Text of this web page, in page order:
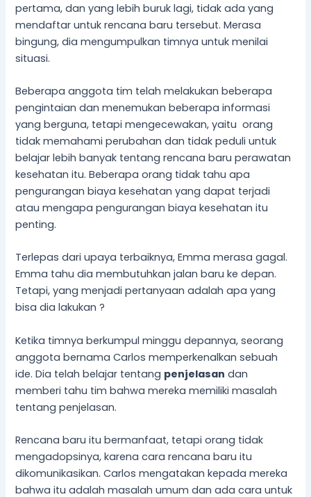
pertama, dan yang lebih buruk lagi, tidak ada yang
mendaftar untuk rencana baru tersebut. Merasa
bingung, dia mengumpulkan timnya untuk menilai
situasi.
Beberapa anggota tim telah melakukan beberapa
pengintaian dan menemukan beberapa informasi
yang berguna, tetapi mengecewakan, yaitu orang
tidak memahami perubahan dan tidak peduli untuk
belajar lebih banyak tentang rencana baru perawatan
kesehatan itu. Beberapa orang tidak tahu apa
pengurangan biaya kesehatan yang dapat terjadi
atau mengapa pengurangan biaya kesehatan itu
penting.
Terlepas dari upaya terbaiknya, Emma merasa gagal.
Emma tahu dia membutuhkan jalan baru ke depan.
Tetapi, yang menjadi pertanyaan adalah apa yang
bisa dia lakukan ?
Ketika timnya berkumpul minggu depannya, seorang
anggota bernama Carlos memperkenalkan sebuah
ide. Dia telah belajar tentang penjelasan dan
memberi tahu tim bahwa mereka memiliki masalah
tentang penjelasan.
Rencana baru itu bermanfaat, tetapi orang tidak
mengadopsinya, karena cara rencana baru itu
dikomunikasikan. Carlos mengatakan kepada mereka
bahwa itu adalah masalah umum dan ada cara untuk